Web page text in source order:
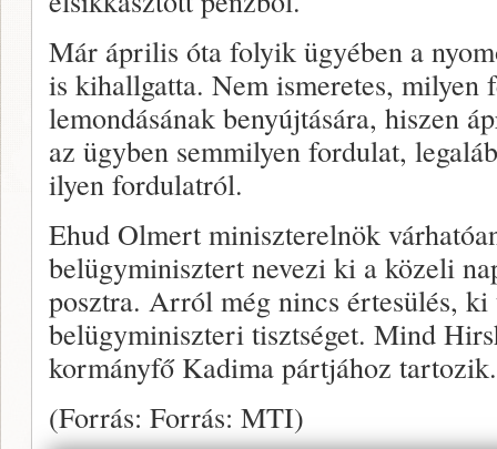
Már április óta folyik ügyében a
is kihallgatta. Nem ismeretes, milyen
lemondásának benyújtására, hiszen
az ügyben semmilyen fordulat,
ilyen fordulatról.
Ehud Olmert miniszterelnök
belügyminisztert nevezi ki a közeli
posztra. Arról még nincs értesülés,
belügyminiszteri tisztséget. Mind
kormányfő Kadima pártjához tartozik.
(Forrás: Forrás: MTI)